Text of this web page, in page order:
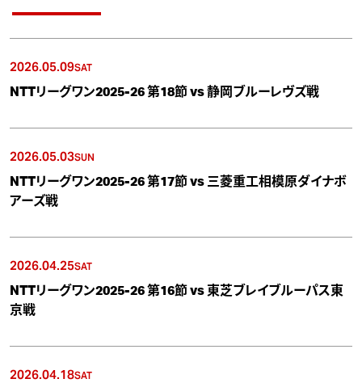
2026.05.09SAT
NTTリーグワン2025-26 第18節 vs 静岡ブルーレヴズ戦
2026.05.03SUN
NTTリーグワン2025-26 第17節 vs 三菱重工相模原ダイナボ
アーズ戦
2026.04.25SAT
NTTリーグワン2025-26 第16節 vs 東芝ブレイブルーパス東
京戦
2026.04.18SAT